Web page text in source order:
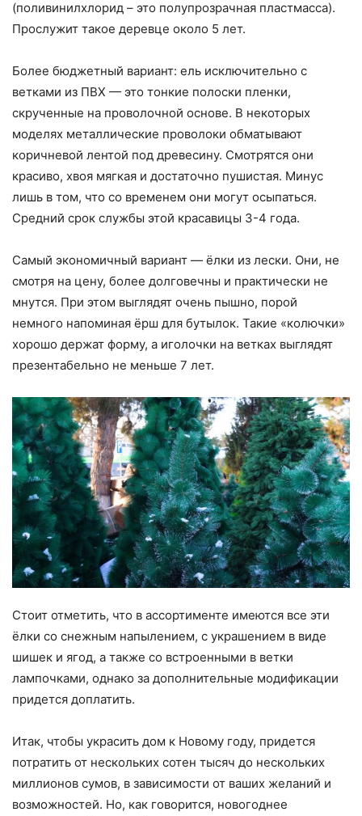
(поливинилхлорид – это полупрозрачная пластмасса).
Прослужит такое деревце около 5 лет.
Более бюджетный вариант: ель исключительно с
ветками из ПВХ — это тонкие полоски пленки,
скрученные на проволочной основе. В некоторых
моделях металлические проволоки обматывают
коричневой лентой под древесину. Смотрятся они
красиво, хвоя мягкая и достаточно пушистая. Минус
лишь в том, что со временем они могут осыпаться.
Средний срок службы этой красавицы 3-4 года.
Самый экономичный вариант — ёлки из лески. Они, не
смотря на цену, более долговечны и практически не
мнутся. При этом выглядят очень пышно, порой
немного напоминая ёрш для бутылок. Такие «колючки»
хорошо держат форму, а иголочки на ветках выглядят
презентабельно не меньше 7 лет.
Стоит отметить, что в ассортименте имеются все эти
ёлки со снежным напылением, с украшением в виде
шишек и ягод, а также со встроенными в ветки
лампочками, однако за дополнительные модификации
придется доплатить.
Итак, чтобы украсить дом к Новому году, придется
потратить от нескольких сотен тысяч до нескольких
миллионов сумов, в зависимости от ваших желаний и
возможностей. Но, как говорится, новогоднее